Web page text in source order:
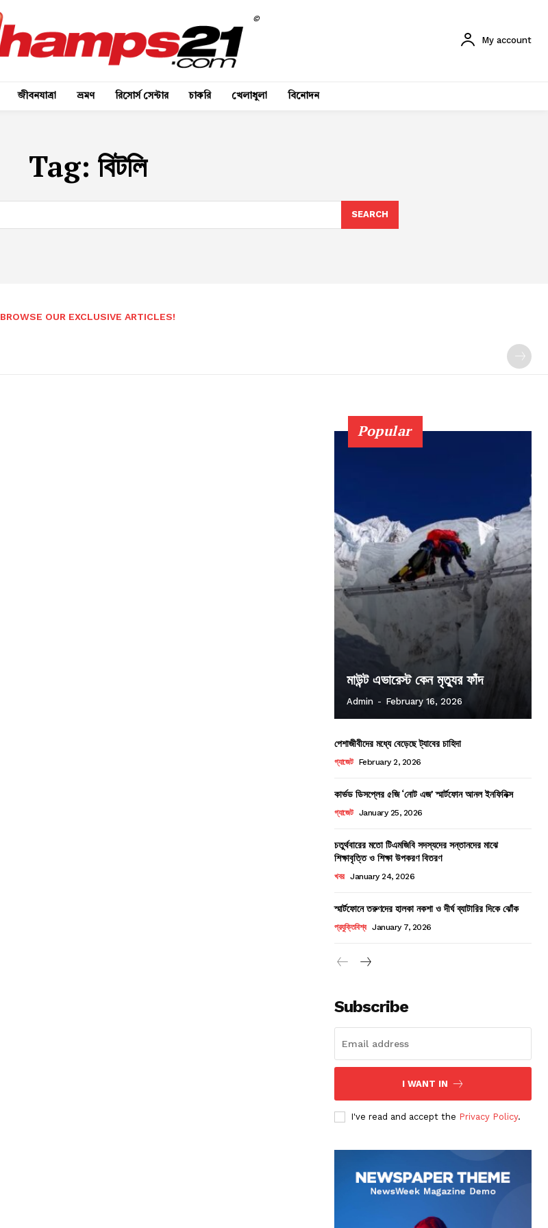
©
My account
জীবনযাত্রা ভ্রমণ রিসোর্স সেন্টার চাকরি খেলাধুলা বিনোদন
Tag: বিটলি
SEARCH
BROWSE OUR EXCLUSIVE ARTICLES!
Popular
মাউন্ট এভারেস্ট কেন মৃত্যুর ফাঁদ
Admin - February 16, 2026
পেশাজীবীদের মধ্যে বেড়েছে ট্যাবের চাহিদা
গ্যাজেট February 2, 2026
কার্ভড ডিসপ্লের ৫জি ‘নোট এজ’ স্মার্টফোন আনল ইনফিনিক্স
গ্যাজেট January 25, 2026
চতুর্থবারের মতো টিএমজিবি সদস্যদের সন্তানদের মাঝে
শিক্ষাবৃত্তি ও শিক্ষা উপকরণ বিতরণ
খবর January 24, 2026
স্মার্টফোনে তরুণদের হালকা নকশা ও দীর্ঘ ব্যাটারির দিকে ঝোঁক
প্রযুক্তিবিশ্ব January 7, 2026
Subscribe
I WANT IN
I've read and accept the Privacy Policy.